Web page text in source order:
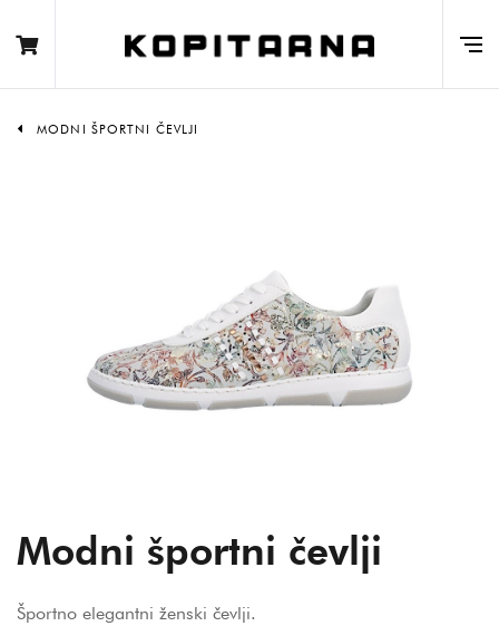
MODNI ŠPORTNI ČEVLJI
Modni športni čevlji
Športno elegantni ženski čevlji.